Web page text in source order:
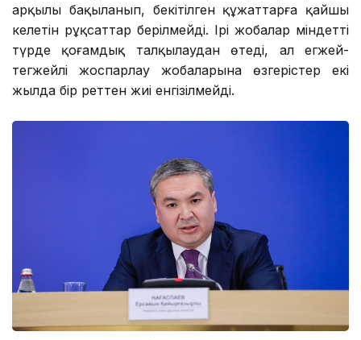
арқылы бақыланып, бекітілген құжаттарға қайшы
келетін рұқсаттар берілмейді. Ірі жобалар міндетті
түрде қоғамдық талқылаудан өтеді, ал егжей-
тегжейлі жоспарлау жобаларына өзгерістер екі
жылда бір реттен жиі енгізілмейді.